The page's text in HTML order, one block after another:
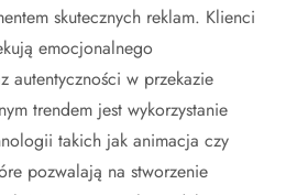
skutecznych reklam. Klienci
emocjonalnego
autentyczności w przekazie
trendem jest wykorzystanie
takich jak animacja czy
pozwalają na stworzenie